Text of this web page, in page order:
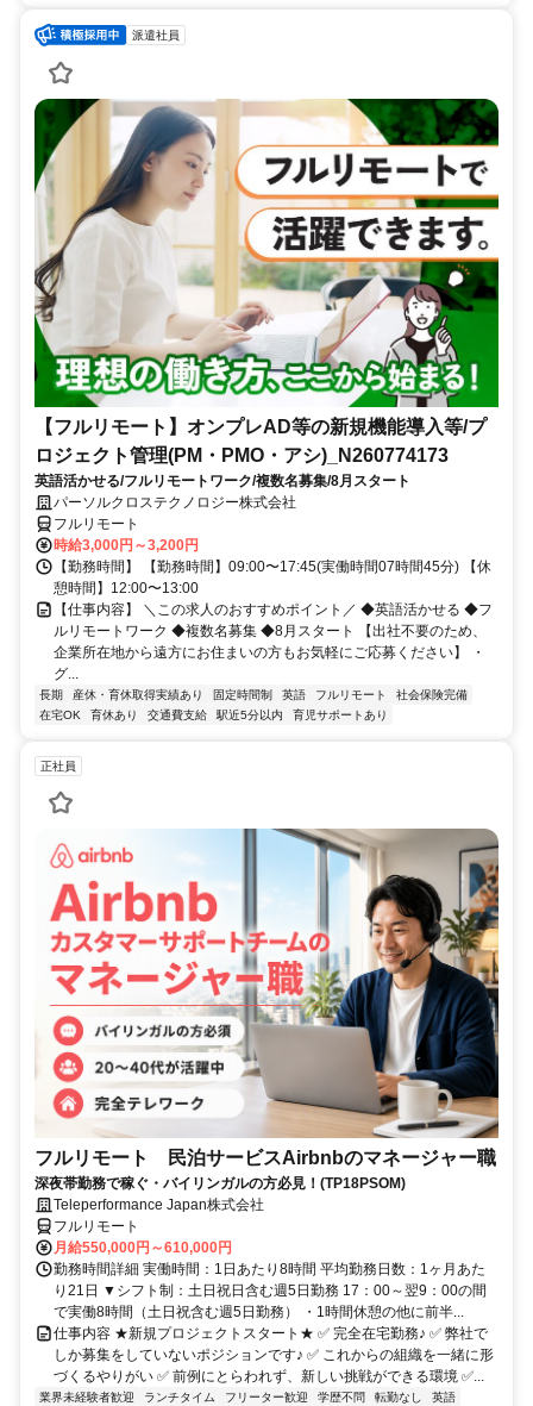
派遣社員
【フルリモート】オンプレAD等の新規機能導入等/プ
ロジェクト管理(PM・PMO・アシ)_N260774173
英語活かせる/フルリモートワーク/複数名募集/8月スタート
パーソルクロステクノロジー株式会社
フルリモート
時給3,000円～3,200円
【勤務時間】 【勤務時間】09:00〜17:45(実働時間07時間45分) 【休
憩時間】12:00〜13:00
【仕事内容】 ＼この求人のおすすめポイント／ ◆英語活かせる ◆フ
ルリモートワーク ◆複数名募集 ◆8月スタート 【出社不要のため、
企業所在地から遠方にお住まいの方もお気軽にご応募ください】 ・
グ...
長期 産休・育休取得実績あり 固定時間制 英語 フルリモート
社会保険完備
在宅OK
育休あり 交通費支給 駅近5分以内 育児サポートあり
正社員
フルリモート 民泊サービスAirbnbのマネージャー職
深夜帯勤務で稼ぐ・バイリンガルの方必見！(TP18PSOM)
Teleperformance Japan株式会社
フルリモート
月給550,000円～610,000円
勤務時間詳細 実働時間：1日あたり8時間 平均勤務日数：1ヶ月あた
り21日 ▼シフト制：土日祝日含む週5日勤務 17：00～翌9：00の間
で実働8時間（土日祝含む週5日勤務） ・1時間休憩の他に前半...
仕事内容 ★新規プロジェクトスタート★ ✅ 完全在宅勤務♪ ✅ 弊社で
しか募集をしていないポジションです♪ ✅ これからの組織を一緒に形
づくるやりがい ✅ 前例にとらわれず、新しい挑戦ができる環境 ✅...
業界未経験者歓迎 ランチタイム フリーター歓迎 学歴不問 転勤なし
英語